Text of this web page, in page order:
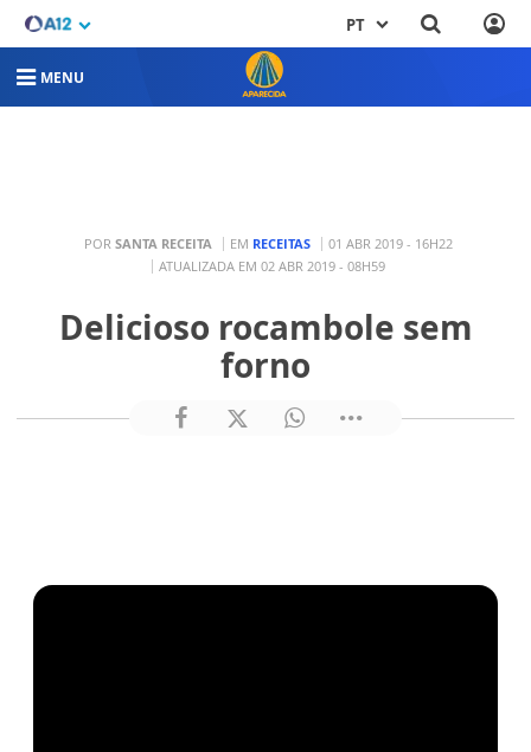
PT
MENU
POR SANTA RECEITA EM RECEITAS
01 ABR 2019 - 16H22
ATUALIZADA EM 02 ABR 2019 - 08H59
Delicioso rocambole sem
forno